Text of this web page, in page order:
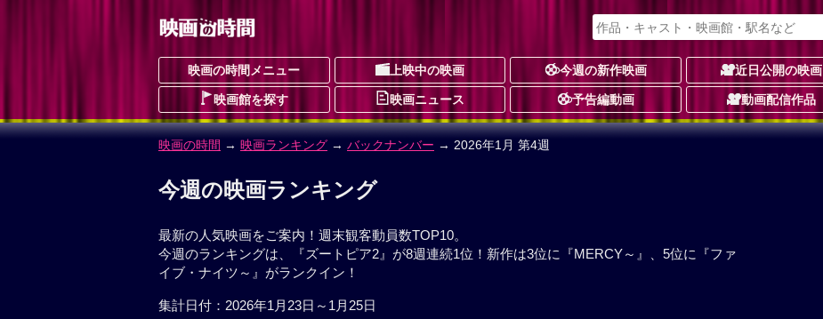
映画の時間メニュー 上映中の映画 今週の新作映画 近日公開の映画
映画館を探す 映画ニュース 予告編動画 動画配信作品
映画の時間 → 映画ランキング → バックナンバー → 2026年1月 第4週
今週の映画ランキング
最新の人気映画をご案内！週末観客動員数TOP10。
今週のランキングは、『ズートピア2』が8週連続1位！新作は3位に『MERCY～』、5位に『ファ
イブ・ナイツ～』がランクイン！
集計日付：2026年1月23日～1月25日